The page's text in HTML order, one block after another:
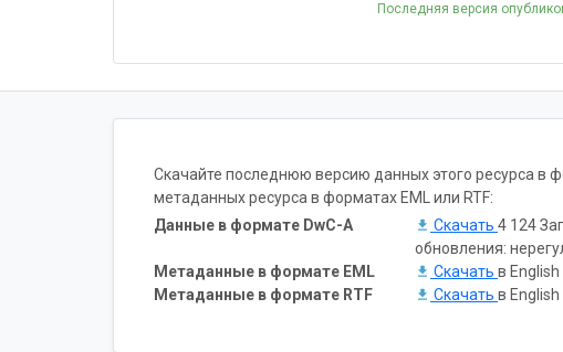
Последняя версия
Скачайте последнюю версию данных этого ресурса в
метаданных ресурса в форматах EML или RTF:
Данные в формате DwC-A
Скачать 4 124
обновления:
Метаданные в формате EML
Скачать в English
Метаданные в формате RTF
Скачать в English